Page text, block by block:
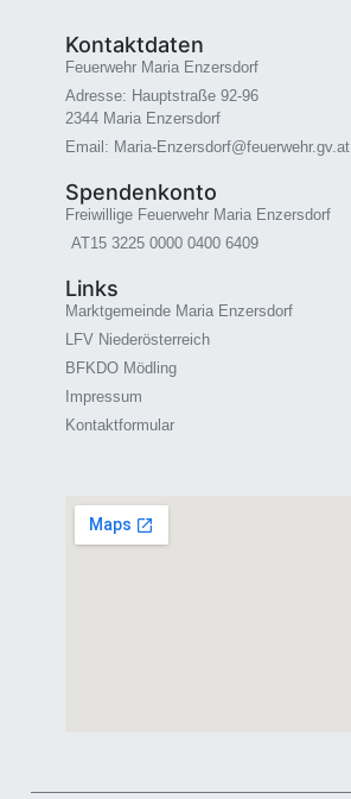
Kontaktdaten
Feuerwehr Maria Enzersdorf
Adresse: Hauptstraße 92-96
2344 Maria Enzersdorf
Email: Maria-Enzersdorf@feuerwehr.gv.at
Spendenkonto
Freiwillige Feuerwehr Maria Enzersdorf
AT15 3225 0000 0400 6409
Links
Marktgemeinde Maria Enzersdorf
LFV Niederösterreich
BFKDO Mödling
Impressum
Kontaktformular